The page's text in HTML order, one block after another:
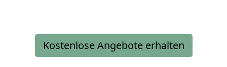
Kostenlose Angebote erhalten